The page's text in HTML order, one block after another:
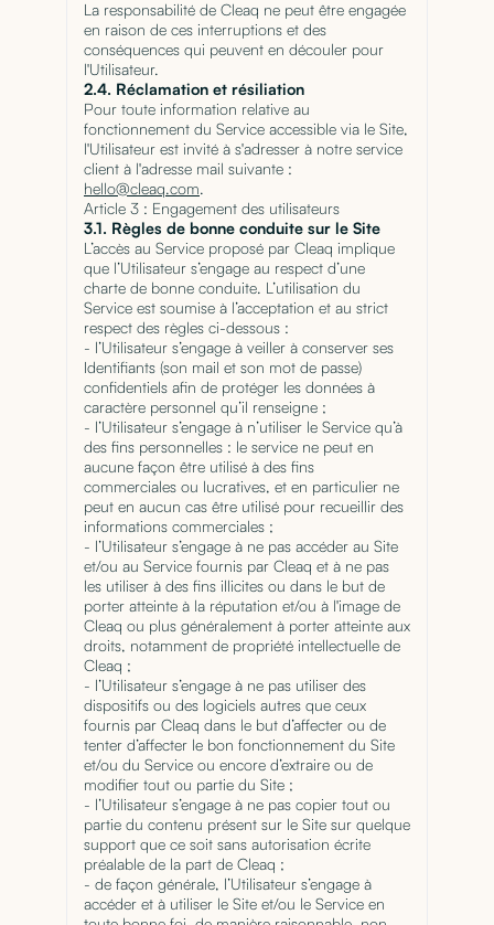
La responsabilité de Cleaq ne peut être engagée
en raison de ces interruptions et des
conséquences qui peuvent en découler pour
l'Utilisateur.
2.4. Réclamation et résiliation
Pour toute information relative au
fonctionnement du Service accessible via le Site,
l'Utilisateur est invité à s'adresser à notre service
client à l'adresse mail suivante :
hello@cleaq.com.
Article 3 : Engagement des utilisateurs
3.1. Règles de bonne conduite sur le Site
L’accès au Service proposé par Cleaq implique
que l’Utilisateur s’engage au respect d’une
charte de bonne conduite. L’utilisation du
Service est soumise à l’acceptation et au strict
respect des règles ci-dessous :
- l’Utilisateur s’engage à veiller à conserver ses
Identifiants (son mail et son mot de passe)
confidentiels afin de protéger les données à
caractère personnel qu’il renseigne ;
- l’Utilisateur s’engage à n’utiliser le Service qu’à
des fins personnelles : le service ne peut en
aucune façon être utilisé à des fins
commerciales ou lucratives, et en particulier ne
peut en aucun cas être utilisé pour recueillir des
informations commerciales ;
- l’Utilisateur s’engage à ne pas accéder au Site
et/ou au Service fournis par Cleaq et à ne pas
les utiliser à des fins illicites ou dans le but de
porter atteinte à la réputation et/ou à l'image de
Cleaq ou plus généralement à porter atteinte aux
droits, notamment de propriété intellectuelle de
Cleaq ;
- l’Utilisateur s’engage à ne pas utiliser des
dispositifs ou des logiciels autres que ceux
fournis par Cleaq dans le but d’affecter ou de
tenter d’affecter le bon fonctionnement du Site
et/ou du Service ou encore d’extraire ou de
modifier tout ou partie du Site ;
- l’Utilisateur s’engage à ne pas copier tout ou
partie du contenu présent sur le Site sur quelque
support que ce soit sans autorisation écrite
préalable de la part de Cleaq ;
- de façon générale, l’Utilisateur s’engage à
accéder et à utiliser le Site et/ou le Service en